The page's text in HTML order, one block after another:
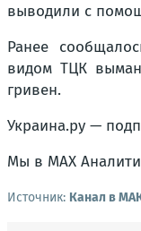
выводили с
Ранее
видом ТЦК
гривен.
Украина.ру —
Мы в MAX
Источник: Канал в